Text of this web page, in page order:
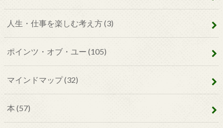
人生・仕事を楽しむ考え方(3)
ポインツ・オブ・ユー (105)
マインドマップ(32)
本 (57)